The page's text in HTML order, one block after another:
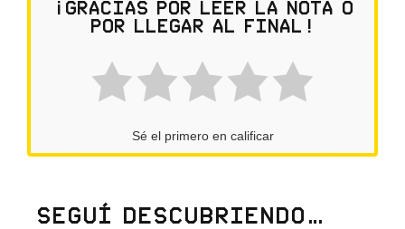
¡Gracias por leer la nota o
por llegar al final!
Sé el primero en calificar
Seguí descubriendo…